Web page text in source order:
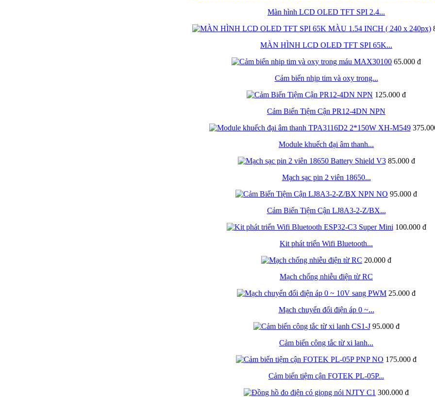
Màn hình LCD OLED TFT SPI 2.4...
MÀN HÌNH LCD OLED TFT SPI 65K...
65.000 đ
Cảm biến nhịp tim và oxy trong...
125.000 đ
Cảm Biến Tiệm Cận PR12-4DN NPN
Module khuếch đại âm thanh...
85.000 đ
Mạch sạc pin 2 viên 18650...
95.000 đ
Cảm Biến Tiệm Cận LJ8A3-2-Z/BX...
100.000 đ
Kit phát triển Wifi Bluetooth...
20.000 đ
Mạch chống nhiễu điện từ RC
25.000 đ
Mạch chuyển đổi điện áp 0 ~...
95.000 đ
Cảm biến công tắc từ xi lanh...
175.000 đ
Cảm biến tiệm cận FOTEK PL-05P...
300.000 đ